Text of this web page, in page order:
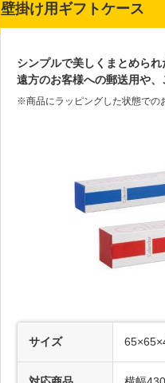
壁掛け用ギフトケース
シンプルで美しくまとめられ
遠方のお客様への郵送用や
※商品にラッピングした状態での
サイズ